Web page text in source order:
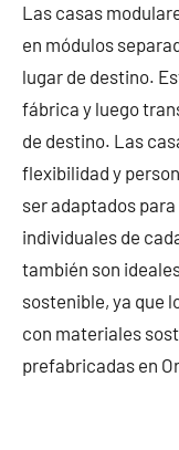
Las casas
en módulos
lugar de destino.
fábrica y luego
de destino. Las
flexibilidad y
ser adaptados
individuales de
también son
sostenible, ya que
con materiales
prefabricadas en